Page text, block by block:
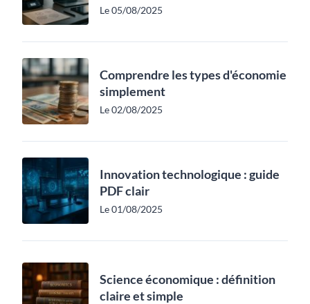
Le 05/08/2025
Comprendre les types d'économie
simplement
Le 02/08/2025
Innovation technologique : guide
PDF clair
Le 01/08/2025
Science économique : définition
claire et simple